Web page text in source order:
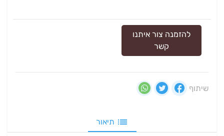
להזמנה צור איתנו
קשר
שיתוף
תיאור